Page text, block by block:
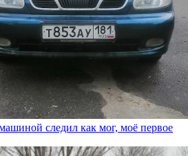
следил как мог, моё первое